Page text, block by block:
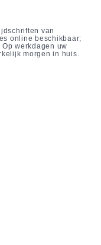
van
online beschikbaar;
werkdagen uw
morgen in huis.